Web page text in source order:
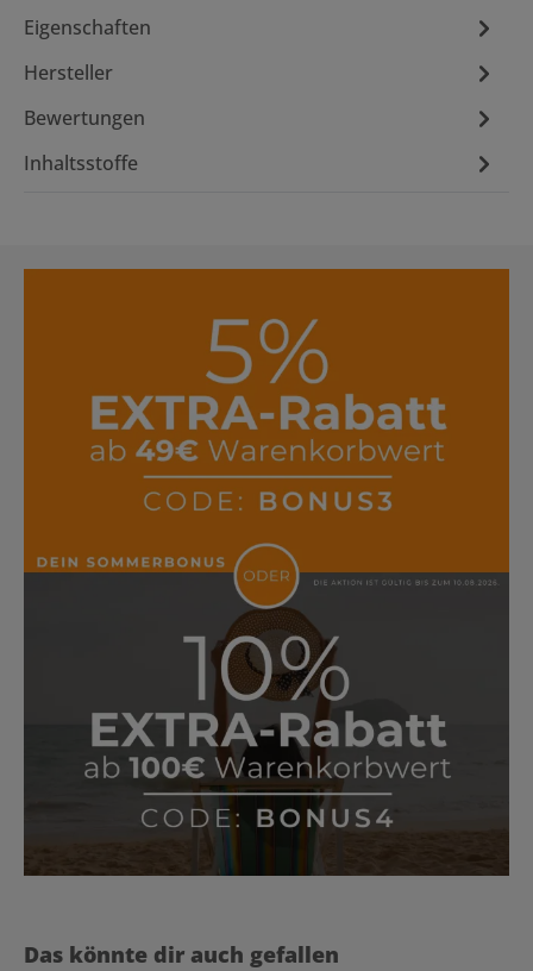
Eigenschaften
Hersteller
Bewertungen
Inhaltsstoffe
Produktgalerie überspringen
Das könnte dir auch gefallen